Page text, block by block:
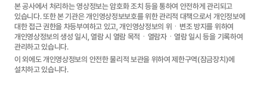
본 공사에서 처리하는 영상정보는 암호화 조치 등을 통하여 안전하게 관리되고
있습니다. 또한 본 기관은 개인영상정보보호를 위한 관리적 대책으로서 개인정보에
대한 접근 권한을 차등부여하고 있고, 개인영상정보의 위ㆍ변조 방지를 위하여
개인영상정보의 생성 일시, 열람 시 열람 목적ㆍ열람자ㆍ열람 일시 등을 기록하여
관리하고 있습니다.
이 외에도 개인영상정보의 안전한 물리적 보관을 위하여 제한구역(잠금장치)에
설치하고 있습니다.